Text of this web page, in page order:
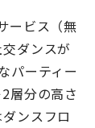
ービス（無
ダンスが
パーティー
層分の高さ
ンスフロ